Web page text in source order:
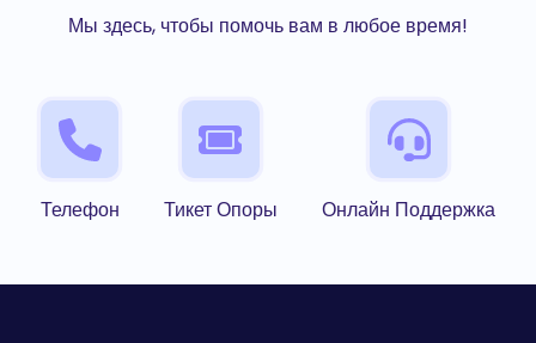
Мы здесь, чтобы помочь вам в любое время!
Телефон Тикет Опоры Онлайн Поддержка